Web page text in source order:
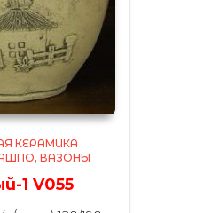
КЕРАМИКА ,
ВАЗОНЫ
1 V055